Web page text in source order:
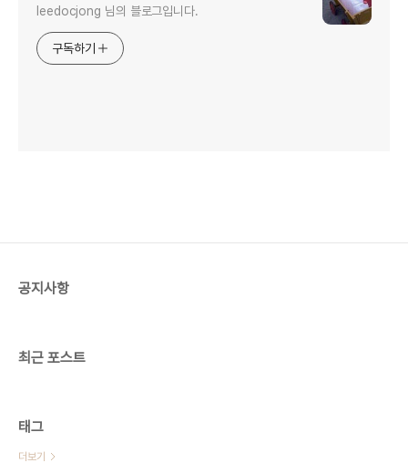
leedocjong 님의 블로그입니다.
구독하기
공지사항
최근 포스트
태그
더보기